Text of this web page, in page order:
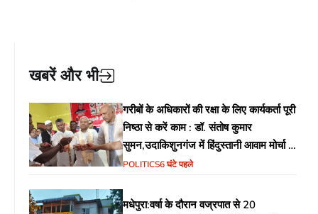
खबरें और भी
गरीबों के अधिकारों की रक्षा के लिए कार्यकर्ता पूरी
निष्ठा से करें काम : डॉ. संतोष कुमार
सुमन,उदाकिशुनगंज में हिंदुस्तानी आवाम मोर्चा के
गरीब चौपाल में शिक्षा, स्वास्थ्य, रोजगार समेत
POLITICS6 घंटे पहले
मधेपुरा:वर्षा के दौरान वज्रपात से 20